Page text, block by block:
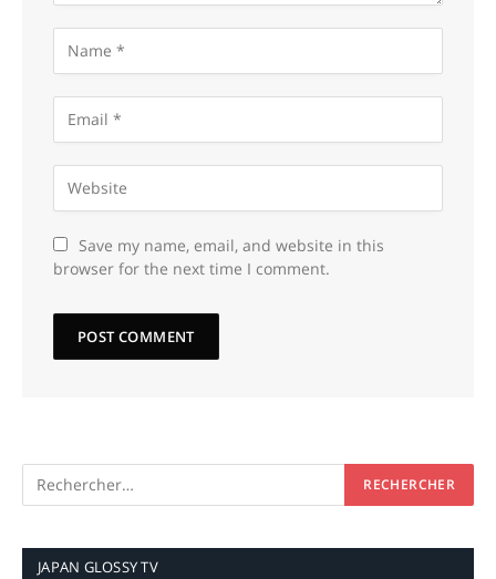
Save my name, email, and website in this
browser for the next time I comment.
JAPAN GLOSSY TV